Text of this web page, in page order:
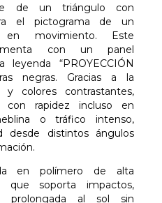
de un triángulo con
el pictograma de un
movimiento. Este
con un panel
“PROYECCIÓN
negras. Gracias a la
colores contrastantes,
rapidez incluso en
o tráfico intenso,
desde distintos ángulos
en polímero de alta
que soporta impactos,
prolongada al sol sin